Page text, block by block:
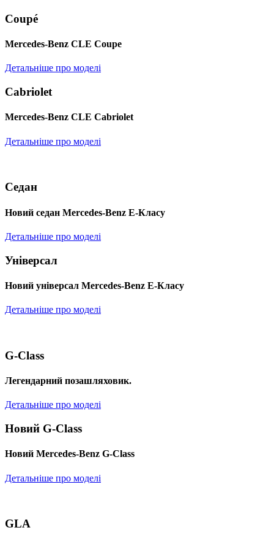
Coupé
Mercedes-Benz CLE Coupe
Детальніше про моделі
Cabriolet
Mercedes-Benz CLE Cabriolet
Детальніше про моделі
Седан
Новий седан Mercedes-Benz Е-Класу
Детальніше про моделі
Універсал
Новий універсал Mercedes-Benz E-Класу
Детальніше про моделі
G-Class
Легендарний позашляховик.
Детальніше про моделі
Новий G-Class
Новий Mercedes-Benz G-Class
Детальніше про моделі
GLA